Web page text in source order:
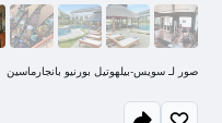
صور لـ سويس-بيلهوتيل بورنيو بانجارماسين